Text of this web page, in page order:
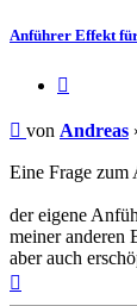
Anführer Effekt
Beitrag
von Andreas
Eine Frage zum
der eigene
meiner anderen
aber auch